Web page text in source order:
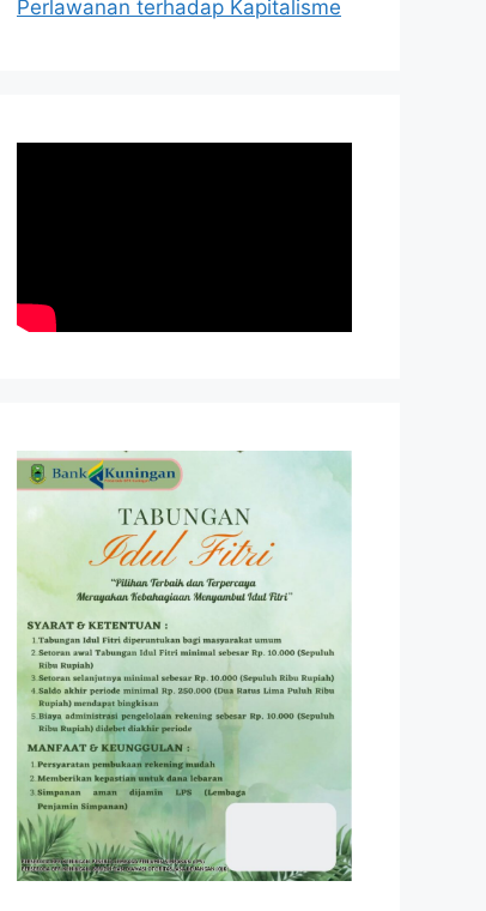
Perlawanan terhadap Kapitalisme